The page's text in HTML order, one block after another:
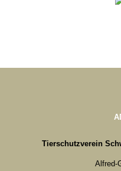
Tierschutzverein
Alfred-